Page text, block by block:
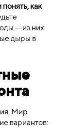
как
— из них
дыры в
Мир
вариантов: